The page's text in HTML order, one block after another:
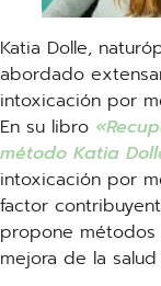
Katia Dolle,
abordado
intoxicación por
En su libro
método Katia
intoxicación por
factor
propone
mejora de la